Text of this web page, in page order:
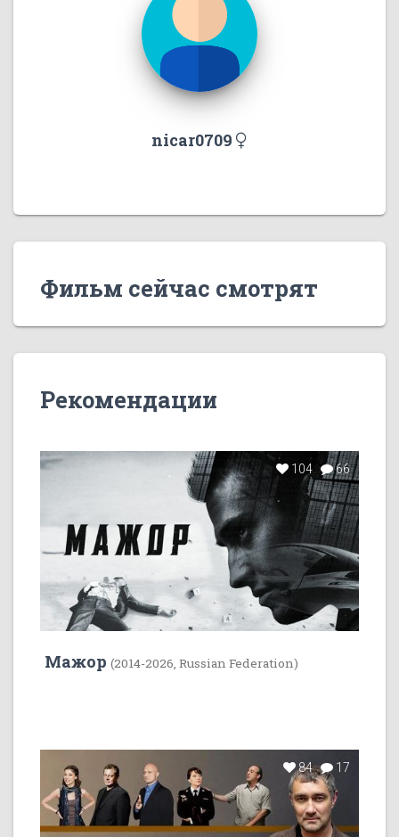
nicar0709
Фильм сейчас смотрят
Рекомендации
104 66
Мажор (2014-2026, Russian Federation)
84 17